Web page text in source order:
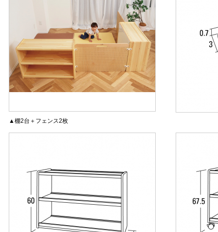
▲棚2台＋フェンス2枚